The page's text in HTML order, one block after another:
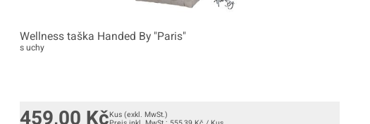
Wellness taška Handed By "Paris"
s uchy
Kus (exkl. MwSt.)